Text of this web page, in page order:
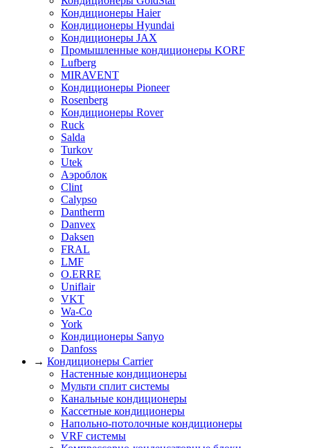
Кондиционеры Haier
Кондиционеры Hyundai
Кондиционеры JAX
Промышленные кондиционеры KORF
Lufberg
MIRAVENT
Кондиционеры Pioneer
Rosenberg
Кондиционеры Rover
Ruck
Salda
Turkov
Utek
Аэроблок
Clint
Calypso
Dantherm
Danvex
Daksen
FRAL
LMF
O.ERRE
Uniflair
VKT
Wa-Co
York
Кондиционеры Sanyo
Danfoss
→ Кондиционеры Carrier
Настенные кондиционеры
Мульти сплит системы
Канальные кондиционеры
Кассетные кондиционеры
Напольно-потолочные кондиционеры
VRF системы